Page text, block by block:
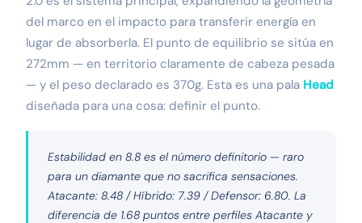
del marco en el impacto para transferir energía en
lugar de absorberla. El punto de equilibrio se sitúa en
272mm — en territorio claramente de cabeza pesada
— y el peso declarado es 370g. Esta es una pala Head
diseñada para una cosa: definir el punto.
Estabilidad en 8.8 es el número definitorio — raro
para un diamante que no sacrifica sensaciones.
Atacante: 8.48 / Híbrido: 7.39 / Defensor: 6.80. La
diferencia de 1.68 puntos entre perfiles Atacante y